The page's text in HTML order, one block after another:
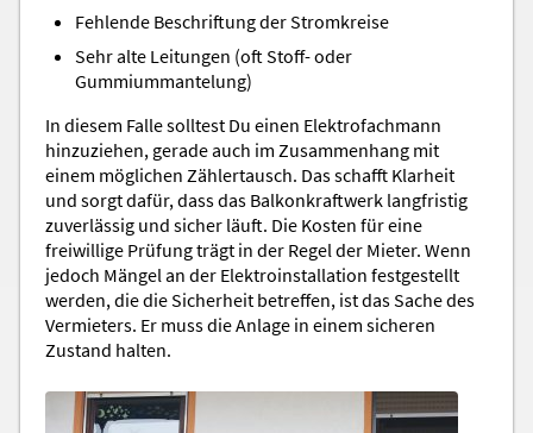
Fehlende Beschriftung der Stromkreise
Sehr alte Leitungen (oft Stoff- oder
Gummiummantelung)
In diesem Falle solltest Du einen Elektrofachmann
hinzuziehen, gerade auch im Zusammenhang mit
einem möglichen Zählertausch. Das schafft Klarheit
und sorgt dafür, dass das Balkonkraftwerk langfristig
zuverlässig und sicher läuft. Die Kosten für eine
freiwillige Prüfung trägt in der Regel der Mieter. Wenn
jedoch Mängel an der Elektroinstallation festgestellt
werden, die die Sicherheit betreffen, ist das Sache des
Vermieters. Er muss die Anlage in einem sicheren
Zustand halten.